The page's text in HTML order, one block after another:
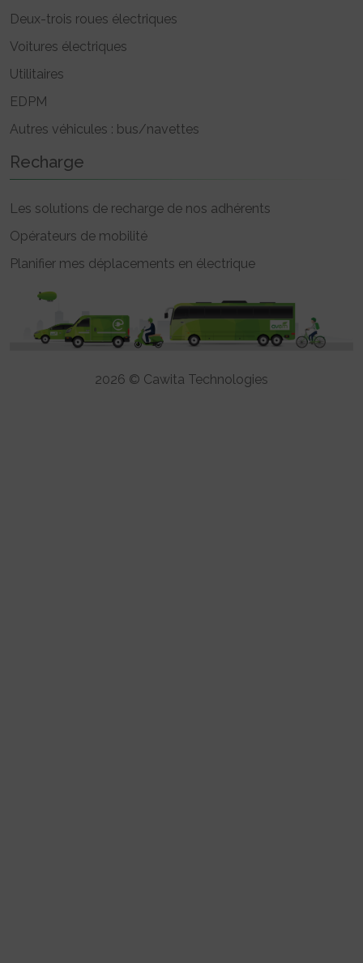
Deux-trois roues électriques
Voitures électriques
Utilitaires
EDPM
Autres véhicules : bus/navettes
Recharge
Les solutions de recharge de nos adhérents
Opérateurs de mobilité
Planifier mes déplacements en électrique
2026 © Cawita Technologies